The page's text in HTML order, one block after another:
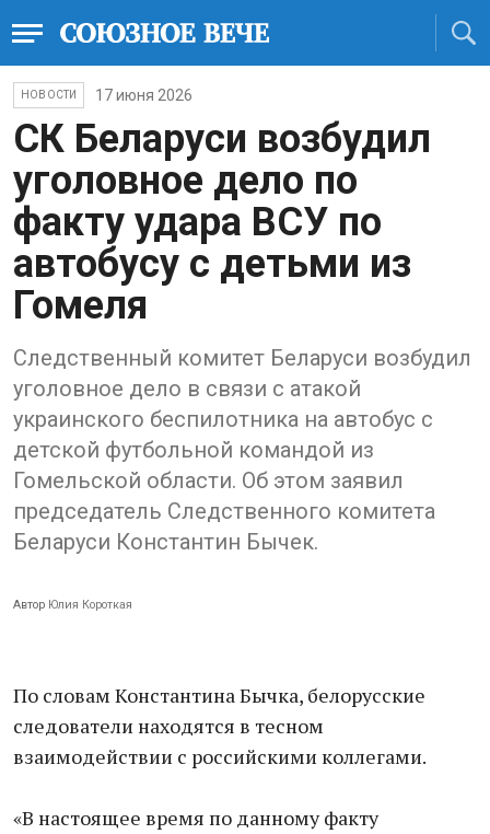
НОВОСТИ 17 июня 2026
СК Беларуси возбудил
уголовное дело по
факту удара ВСУ по
автобусу с детьми из
Гомеля
Следственный комитет Беларуси возбудил
уголовное дело в связи с атакой
украинского беспилотника на автобус с
детской футбольной командой из
Гомельской области. Об этом заявил
председатель Следственного комитета
Беларуси Константин Бычек.
Автор Юлия Короткая
По словам Константина Бычка, белорусские
следователи находятся в тесном
взаимодействии с российскими коллегами.
«В настоящее время по данному факту